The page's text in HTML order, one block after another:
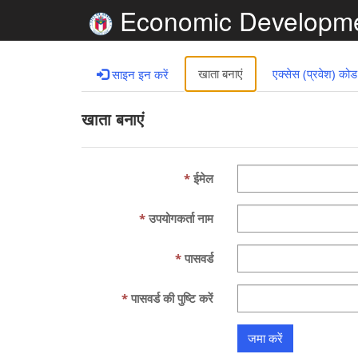
Economic
साइन इन करें खाता बनाएं एक्सेस (प्रवेश) कोड
खाता बनाएं
ईमेल
उपयोगकर्ता नाम
पासवर्ड
पासवर्ड की पुष्टि करें